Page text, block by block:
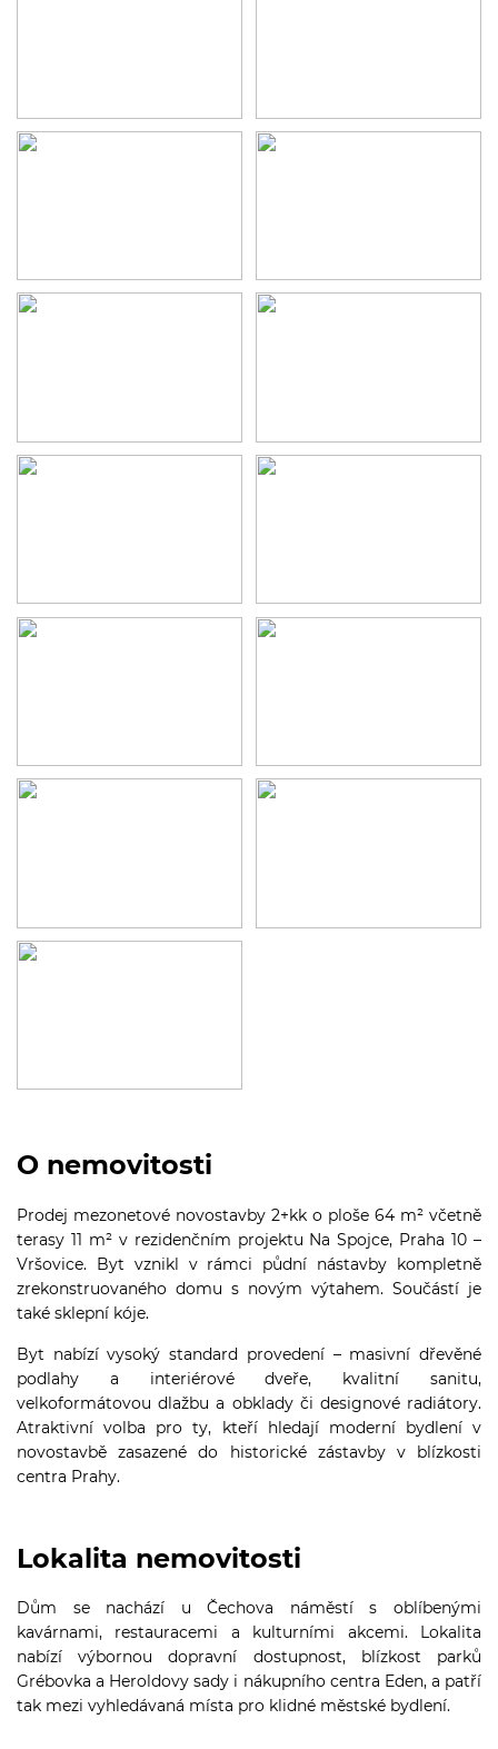
O nemovitosti
Prodej mezonetové novostavby 2+kk o ploše 64 m² včetně
terasy 11 m² v rezidenčním projektu Na Spojce, Praha 10 –
Vršovice. Byt vznikl v rámci půdní nástavby kompletně
zrekonstruovaného domu s novým výtahem. Součástí je
také sklepní kóje.
Byt nabízí vysoký standard provedení – masivní dřevěné
podlahy a interiérové dveře, kvalitní sanitu,
velkoformátovou dlažbu a obklady či designové radiátory.
Atraktivní volba pro ty, kteří hledají moderní bydlení v
novostavbě zasazené do historické zástavby v blízkosti
centra Prahy.
Lokalita nemovitosti
Dům se nachází u Čechova náměstí s oblíbenými
kavárnami, restauracemi a kulturními akcemi. Lokalita
nabízí výbornou dopravní dostupnost, blízkost parků
Grébovka a Heroldovy sady i nákupního centra Eden, a patří
tak mezi vyhledávaná místa pro klidné městské bydlení.